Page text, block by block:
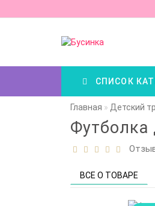
СПИСОК
Главная Детский
Футболка
ВСЕ О ТОВАРЕ